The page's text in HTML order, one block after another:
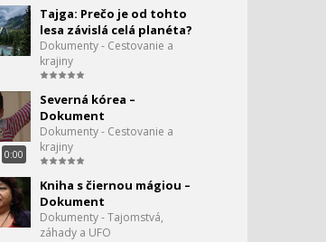
Tajga: Prečo je od tohto
lesa závislá celá planéta?
Dokumenty - Cestovanie a
krajiny
0:00
Severná kórea –
Dokument
Dokumenty - Cestovanie a
krajiny
Kniha s čiernou mágiou –
Dokument
Dokumenty - Tajomstvá,
záhady a UFO